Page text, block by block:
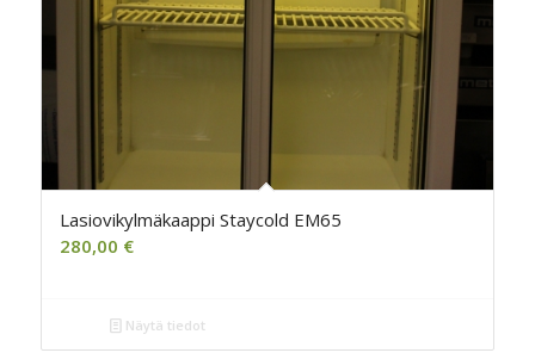
Lasiovikylmäkaappi Staycold EM65
280,00 €
Näytä tiedot